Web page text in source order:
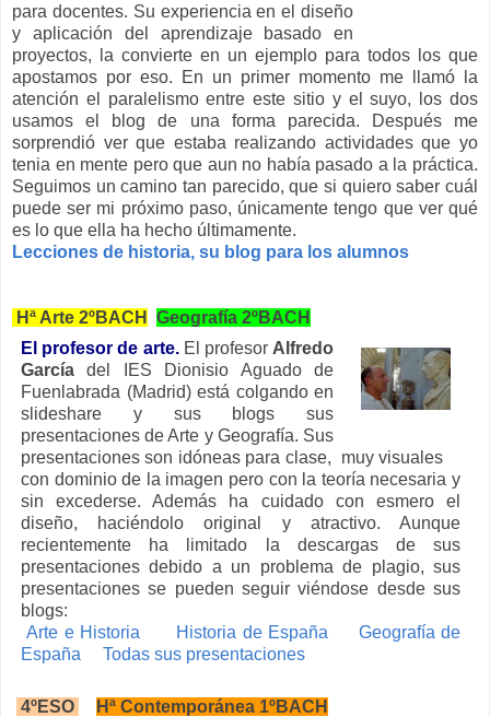
para docentes. Su experiencia en el diseño
y aplicación del aprendizaje basado en
proyectos, la convierte en un ejemplo para todos los que
apostamos por eso. En un primer momento me llamó la
atención el paralelismo entre este sitio y el suyo, los dos
usamos el blog de una forma parecida. Después me
sorprendió ver que estaba realizando actividades que yo
tenia en mente pero que aun no había pasado a la práctica.
Seguimos un camino tan parecido, que si quiero saber cuál
puede ser mi próximo paso, únicamente tengo que ver qué
es lo que ella ha hecho últimamente.
Lecciones de historia, su blog para los alumnos
Hª Arte 2ºBACH
Geografía 2ºBACH
El profesor de arte. El profesor Alfredo
García del IES Dionisio Aguado de
Fuenlabrada (Madrid) está colgando en
slideshare y sus blogs sus
presentaciones de Arte y Geografía. Sus
presentaciones son idóneas para clase, muy visuales
con dominio de la imagen pero con la teoría necesaria y
sin excederse. Además ha cuidado con esmero el
diseño, haciéndolo original y atractivo. Aunque
recientemente ha limitado la descargas de sus
presentaciones debido a un problema de plagio, sus
presentaciones se pueden seguir viéndose desde sus
blogs:
Arte e Historia
Historia de España
Geografía de
España
Todas sus presentaciones
4ºESO
Hª Contemporánea 1ºBACH